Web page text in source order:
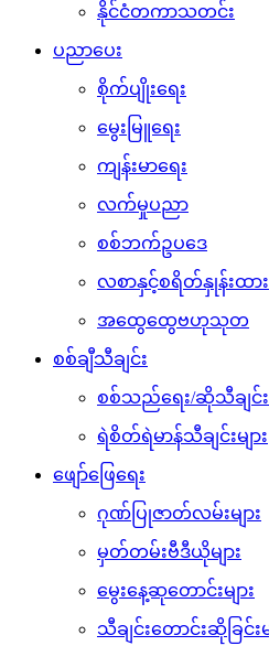
နိုင်ငံတကာသတင်း
ပညာပေး
စိုက်ပျိုးရေး
မွေးမြူရေး
ကျန်းမာရေး
လက်မှုပညာ
စစ်ဘက်ဥပဒေ
လစာနှင့်စရိတ်နှုန်းထား
အထွေထွေဗဟုသုတ
စစ်ချီသီချင်း
စစ်သည်ရေး/ဆိုသီချင်းမ
ရဲစိတ်ရဲမာန်သီချင်းများ
ဖျော်ဖြေရေး
ဂုဏ်ပြုဇာတ်လမ်းများ
မှတ်တမ်းဗီဒီယိုများ
မွေးနေ့ဆုတောင်းများ
သီချင်းတောင်းဆိုခြင်းမ